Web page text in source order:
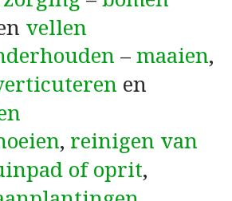
vellen
–maaien,
en
, reinigen van
of oprit,